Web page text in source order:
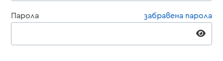
Парола забравена парола